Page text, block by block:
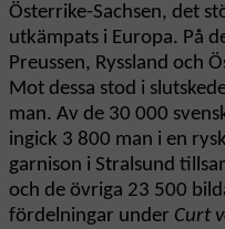
Österrike-Sachsen, det
utkämpats i Europa. På
Preussen, Ryssland och
Mot dessa stod i
man. Av de 30 000
ingick 3 800 man i en
garnison i Stralsund
och de övriga 23 500
fördelningar under Curt